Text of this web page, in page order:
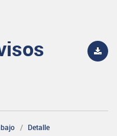
Detalle